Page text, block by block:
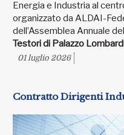
Energia e Industria al
organizzato da ALDAI-
dell’Assemblea Annuale del
Testori di Palazzo
01 luglio 2026
Contratto Dirigenti